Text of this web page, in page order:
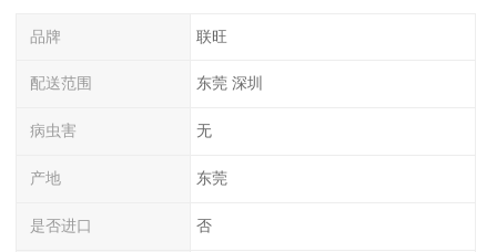
品牌 联旺
配送范围 东莞 深圳
病虫害 无
产地 东莞
是否进口 否